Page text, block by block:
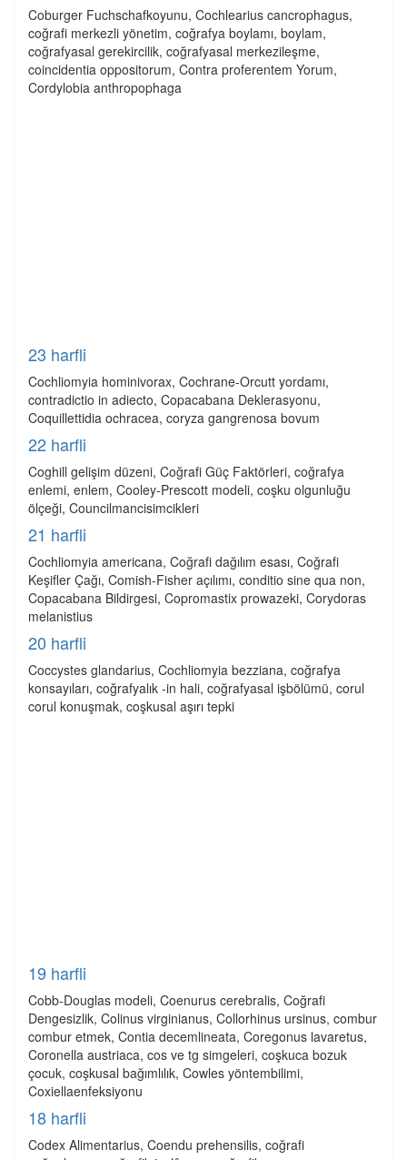
Coburger Fuchschafkoyunu, Cochlearius cancrophagus,
coğrafi merkezli yönetim, coğrafya boylamı, boylam,
coğrafyasal gerekircilik, coğrafyasal merkezileşme,
coincidentia oppositorum, Contra proferentem Yorum,
Cordylobia anthropophaga
23 harfli
Cochliomyia hominivorax, Cochrane-Orcutt yordamı,
contradictio in adiecto, Copacabana Deklerasyonu,
Coquillettidia ochracea, coryza gangrenosa bovum
22 harfli
Coghill gelişim düzeni, Coğrafi Güç Faktörleri, coğrafya
enlemi, enlem, Cooley-Prescott modeli, coşku olgunluğu
ölçeği, Councilmancisimcikleri
21 harfli
Cochliomyia americana, Coğrafi dağılım esası, Coğrafi
Keşifler Çağı, Comish-Fisher açılımı, conditio sine qua non,
Copacabana Bildirgesi, Copromastix prowazeki, Corydoras
melanistius
20 harfli
Coccystes glandarius, Cochliomyia bezziana, coğrafya
konsayıları, coğrafyalık -in hali, coğrafyasal işbölümü, corul
corul konuşmak, coşkusal aşırı tepki
19 harfli
Cobb-Douglas modeli, Coenurus cerebralis, Coğrafi
Dengesizlik, Colinus virginianus, Collorhinus ursinus, combur
combur etmek, Contia decemlineata, Coregonus lavaretus,
Coronella austriaca, cos ve tg simgeleri, coşkuca bozuk
çocuk, coşkusal bağımlılık, Cowles yöntembilimi,
Coxiellaenfeksiyonu
18 harfli
Codex Alimentarius, Coendu prehensilis, coğrafi